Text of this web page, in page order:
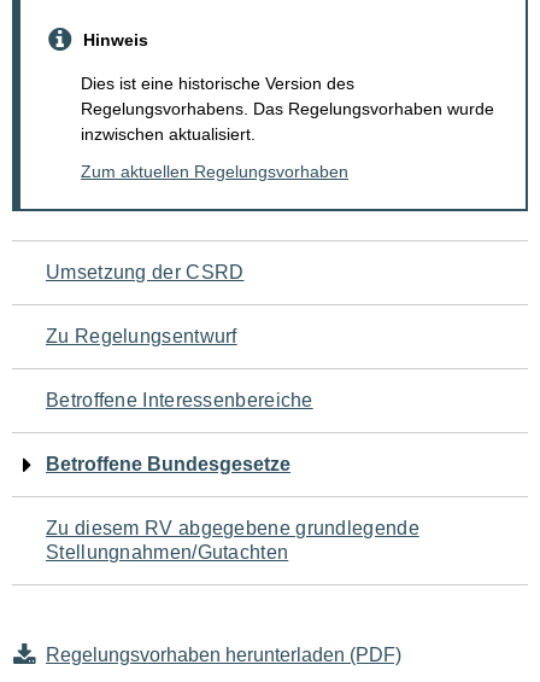
Hinweis
Dies ist eine historische Version des
Regelungsvorhabens. Das Regelungsvorhaben wurde
inzwischen aktualisiert.
Zum aktuellen Regelungsvorhaben
Navigation
für
den
Seiteninhalt
Umsetzung der CSRD
Zu Regelungsentwurf
Betroffene Interessenbereiche
Betroffene Bundesgesetze
Zu diesem RV abgegebene grundlegende
Stellungnahmen/Gutachten
Regelungsvorhaben herunterladen (PDF)